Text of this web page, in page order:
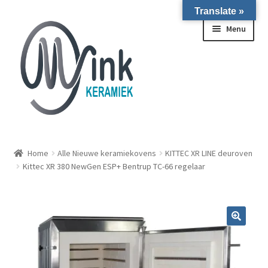
Ga door naar navigatie
Ga naar de inhoud
Menu
WIERINGERWERF
Winkel
Home Alle Nieuwe keramiekovens
KITTEC XR LINE deuroven
Kittec XR 380 NewGen ESP+ Bentrup TC-66 regelaar
Translate »